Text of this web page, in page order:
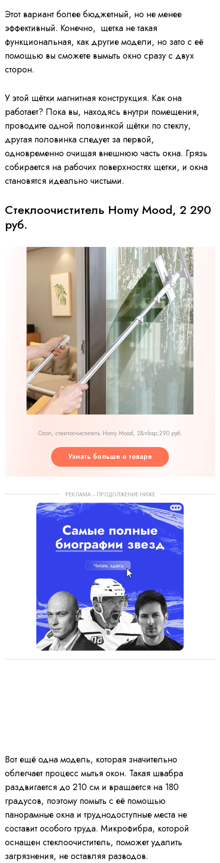
Этот вариант более бюджетный, но не менее
эффективный. Конечно, щетка не такая
функциональная, как другие модели, но зато с её
помощью вы сможете вымыть окно сразу с двух
сторон.
У этой щётки магнитная конструкция. Как она
работает? Пока вы, находясь внутри помещения,
проводите одной половинкой щётки по стеклу,
другая половинка следует за первой,
одновременно очищая внешнюю часть окна. Грязь
собирается на рабочих поверхностях щетки, и окна
становятся идеально чистыми.
Стеклоочиститель Homy Mood, 2 290
руб.
Ozon, стеклоочиститель Homy Mood, 2&nbsp;290 руб.
Узнать больше о товаре
РЕКЛАМА – ПРОДОЛЖЕНИЕ НИЖЕ
Вот ещё одна модель, которая значительно
облегчает процесс мытья окон. Такая швабра
раздвигается до 210 см и вращается на 180
градусов, поэтому помыть с её помощью
панорамные окна и труднодоступные места не
составит особого труда. Микрофибра, которой
оснащен стеклоочиститель, поможет удалить
загрязнения, не оставляя разводов.